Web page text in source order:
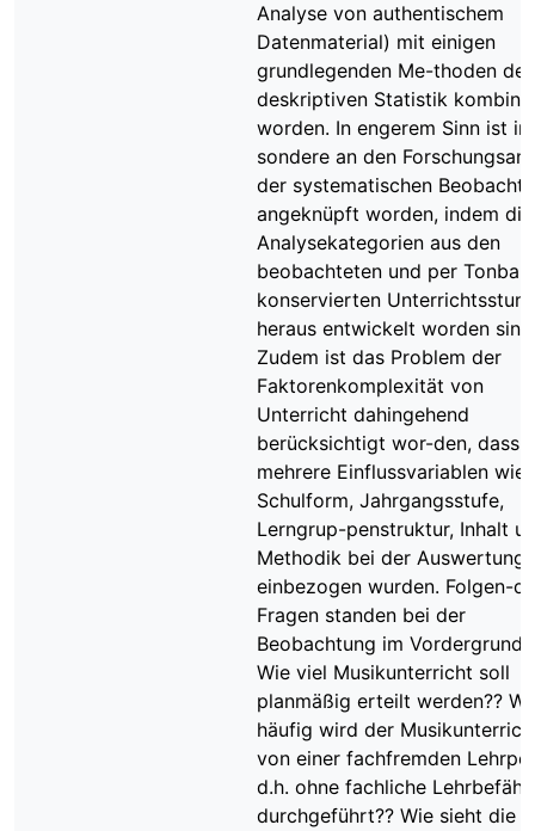
Analyse von authentischem
Datenmaterial) mit einigen
grundlegenden Me-thoden der
deskriptiven Statistik
worden. In engerem Sinn ist
sondere an den
der systematischen
angeknüpft worden, indem die
Analysekategorien aus den
beobachteten und per
konservierten
heraus entwickelt worden
Zudem ist das Problem der
Faktorenkomplexität von
Unterricht dahingehend
berücksichtigt wor-den, dass
mehrere Einflussvariablen wie
Schulform, Jahrgangsstufe,
Lerngrup-penstruktur, Inhalt
Methodik bei der Auswertung
einbezogen wurden. Folgen-de
Fragen standen bei der
Beobachtung im Vordergrund:
Wie viel Musikunterricht soll
planmäßig erteilt werden??
häufig wird der
von einer fachfremden
d.h. ohne fachliche
durchgeführt?? Wie sieht die